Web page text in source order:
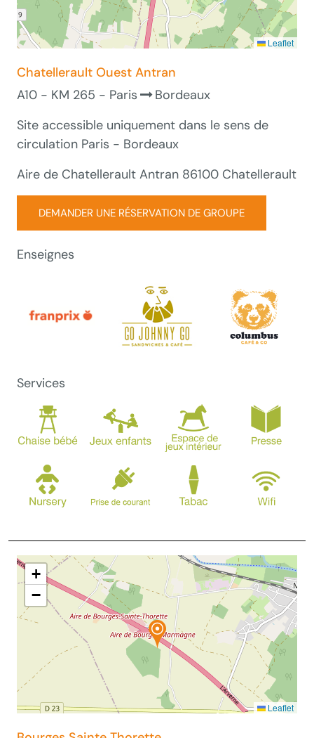
Leaflet
Chatellerault Ouest Antran
A10 - KM 265 - Paris
Bordeaux
Site accessible uniquement dans le sens de
circulation Paris - Bordeaux
Aire de Chatellerault Antran 86100 Chatellerault
DEMANDER UNE RÉSERVATION DE GROUPE
Enseignes
Services
+
−
Leaflet